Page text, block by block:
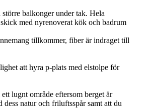
balkonger under tak. Hela
med nyrenoverat kök och badrum
tillkommer, fiber är indraget till
att hyra p-plats med elstolpe för
lugnt område eftersom berget är
dess natur och friluftsspår samt att du